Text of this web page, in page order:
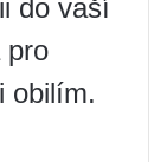
do vaší
pro
obilím.